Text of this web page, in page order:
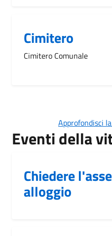
Cimitero
Cimitero Comunale
Approfondisci
Eventi della
Chiedere
alloggio